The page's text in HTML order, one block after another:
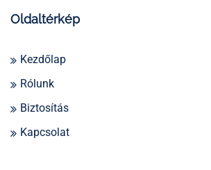
Oldaltérkép
Kezdőlap
Rólunk
Biztosítás
Kapcsolat